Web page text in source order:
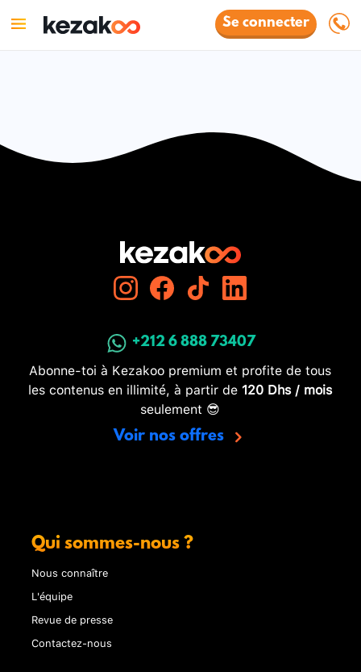
Se connecter
+212 6 888 73407
Abonne-toi à Kezakoo premium et profite de tous
les contenus en illimité, à partir de 120 Dhs / mois
seulement 😎
Voir nos offres
Qui sommes-nous ?
Nous connaître
L'équipe
Revue de presse
Contactez-nous